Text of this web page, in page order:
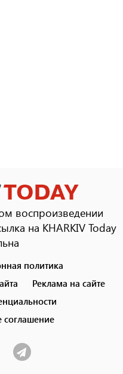
воспроизведении
на KHARKIV Today
политика
Реклама на сайте
соглашение